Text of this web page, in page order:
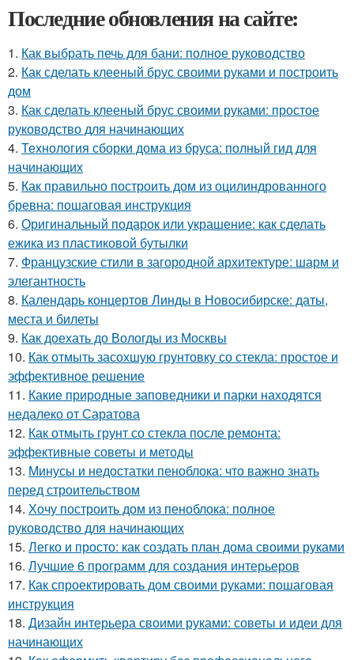
Последние обновления на сайте:
1. Как выбрать печь для бани: полное руководство
2. Как сделать клееный брус своими руками и построить
дом
3. Как сделать клееный брус своими руками: простое
руководство для начинающих
4. Технология сборки дома из бруса: полный гид для
начинающих
5. Как правильно построить дом из оцилиндрованного
бревна: пошаговая инструкция
6. Оригинальный подарок или украшение: как сделать
ежика из пластиковой бутылки
7. Французские стили в загородной архитектуре: шарм и
элегантность
8. Календарь концертов Линды в Новосибирске: даты,
места и билеты
9. Как доехать до Вологды из Москвы
10. Как отмыть засохшую грунтовку со стекла: простое и
эффективное решение
11. Какие природные заповедники и парки находятся
недалеко от Саратова
12. Как отмыть грунт со стекла после ремонта:
эффективные советы и методы
13. Минусы и недостатки пеноблока: что важно знать
перед строительством
14. Хочу построить дом из пеноблока: полное
руководство для начинающих
15. Легко и просто: как создать план дома своими руками
16. Лучшие 6 программ для создания интерьеров
17. Как спроектировать дом своими руками: пошаговая
инструкция
18. Дизайн интерьера своими руками: советы и идеи для
начинающих